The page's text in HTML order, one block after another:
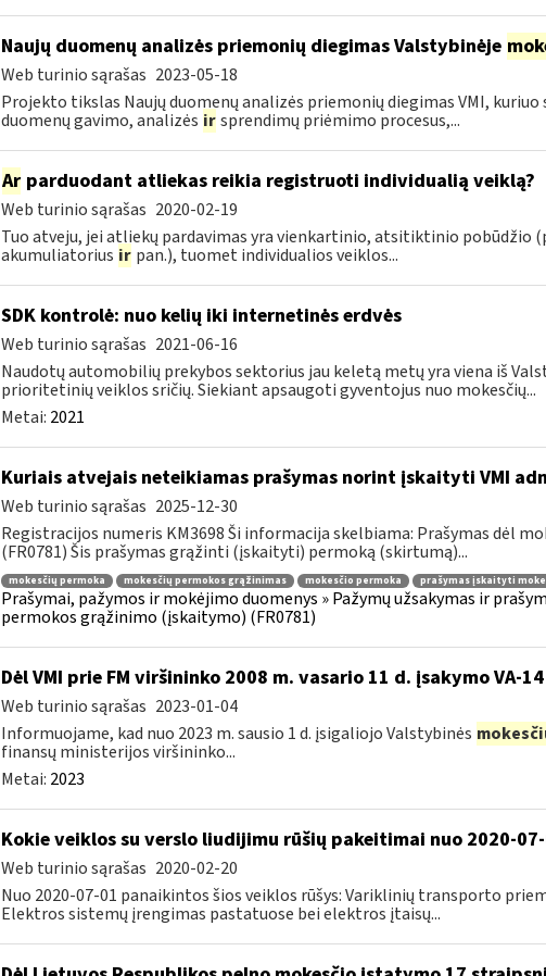
Naujų duomenų analizės priemonių diegimas Valstybinėje
Web turinio sąrašas 2023-05-18
Projekto tikslas Naujų duomenų analizės priemonių diegimas VMI,
duomenų gavimo, analizės ir sprendimų priėmimo procesus,...
Arparduodant atliekas reikia registruoti individualią veiklą?
Web turinio sąrašas 2020-02-19
Tuo atveju, jei atliekų pardavimas yra vienkartinio, atsitiktinio pobūdžio
akumuliatorius ir pan.), tuomet individualios veiklos...
SDK kontrolė: nuo kelių iki internetinės erdvės
Web turinio sąrašas 2021-06-16
Naudotų automobilių prekybos sektorius jau keletą metų yra viena iš
prioritetinių veiklos sričių. Siekiant apsaugoti gyventojus nuo mokesčių...
Metai: 2021
Kuriais atvejais neteikiamas prašymas norint įskaityti VMI
Web turinio sąrašas 2025-12-30
Registracijos numeris KM3698 Ši informacija skelbiama: Prašymas dėl
(FR0781) Šis prašymas grąžinti (įskaityti) permoką (skirtumą)...
mokesčių permoka mokesčių permokos grąžinimas mokesčio permoka prašymas įskaityti
Prašymai, pažymos ir mokėjimo duomenys » Pažymų užsakymas ir
permokos grąžinimo (įskaitymo) (FR0781)
Dėl VMI prie FM viršininko 2008 m. vasario 11 d. įsakymo VA-
Web turinio sąrašas 2023-01-04
Informuojame, kad nuo 2023 m. sausio 1 d. įsigaliojo Valstybinės
finansų ministerijos viršininko...
Metai: 2023
Kokie veiklos su verslo liudijimu rūšių pakeitimai nuo 2020-
Web turinio sąrašas 2020-02-20
Nuo 2020-07-01 panaikintos šios veiklos rūšys: Variklinių transporto
Elektros sistemų įrengimas pastatuose bei elektros įtaisų...